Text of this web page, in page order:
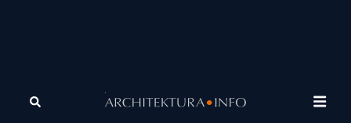
Nagroda
Mieszkalnictwo socjalne według projektów Anne